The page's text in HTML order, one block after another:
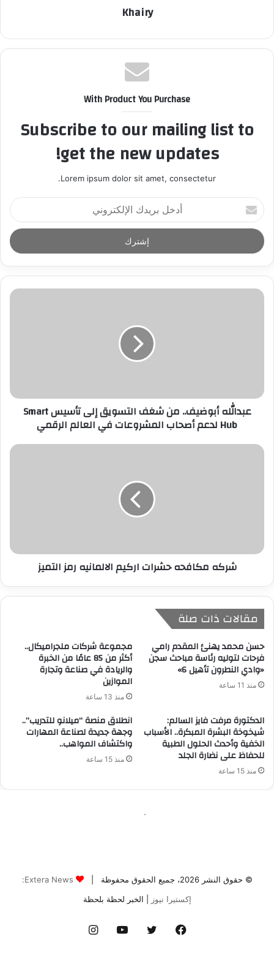
© حقوق النشر 2026، جميع الحقوق محفوظة |
Extera News:
إكستيرا نيوز
| الخبر لحظة بلحظة
فيسبوك تويتر يوتيوب